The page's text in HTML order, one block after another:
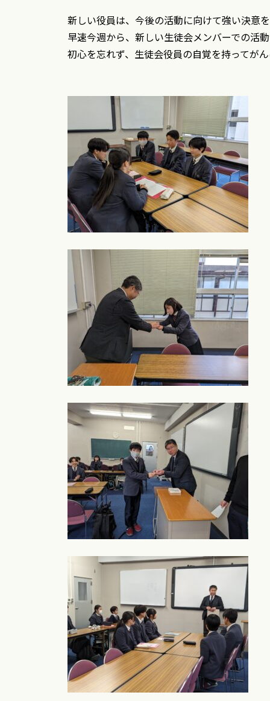
新しい役員は、今後の活動に向けて強い決意
早速今週から、新しい生徒会メンバーでの活
初心を忘れず、生徒会役員の自覚を持ってが